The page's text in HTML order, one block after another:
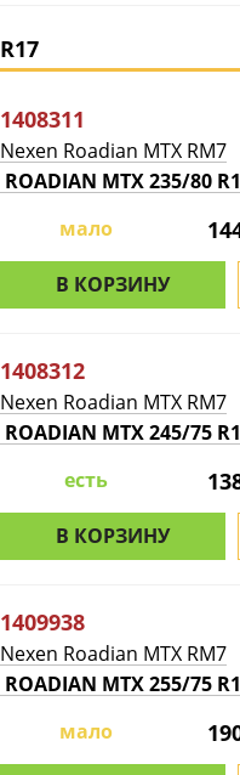
R17
1408311
Nexen Roadian MTX RM7
ROADIAN MTX 235/80
мало
В КОРЗИНУ
1408312
Nexen Roadian MTX RM7
ROADIAN MTX 245/75
есть
В КОРЗИНУ
1409938
Nexen Roadian MTX RM7
ROADIAN MTX 255/75
мало